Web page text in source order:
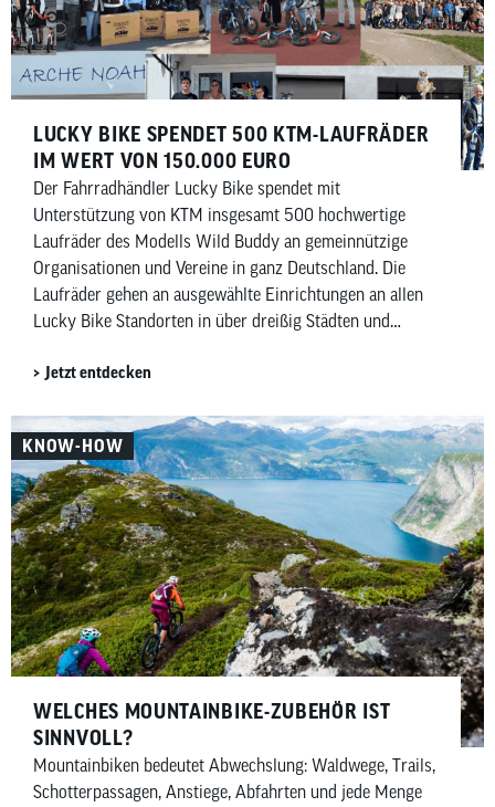
LUCKY BIKE SPENDET 500 KTM-LAUFRÄDER
IM WERT VON 150.000 EURO
Der Fahrradhändler Lucky Bike spendet mit
Unterstützung von KTM insgesamt 500 hochwertige
Laufräder des Modells Wild Buddy an gemeinnützige
Organisationen und Vereine in ganz Deutschland. Die
Laufräder gehen an ausgewählte Einrichtungen an allen
Lucky Bike Standorten in über dreißig Städten und
Darin enthalten sind auch hundert Laufräder für das
Neuer Kids Foundation.
Jetzt entdecken
KNOW-HOW
WELCHES MOUNTAINBIKE-ZUBEHÖR IST
SINNVOLL?
Mountainbiken bedeutet Abwechslung: Waldwege, Trails,
Schotterpassagen, Anstiege, Abfahrten und jede Menge